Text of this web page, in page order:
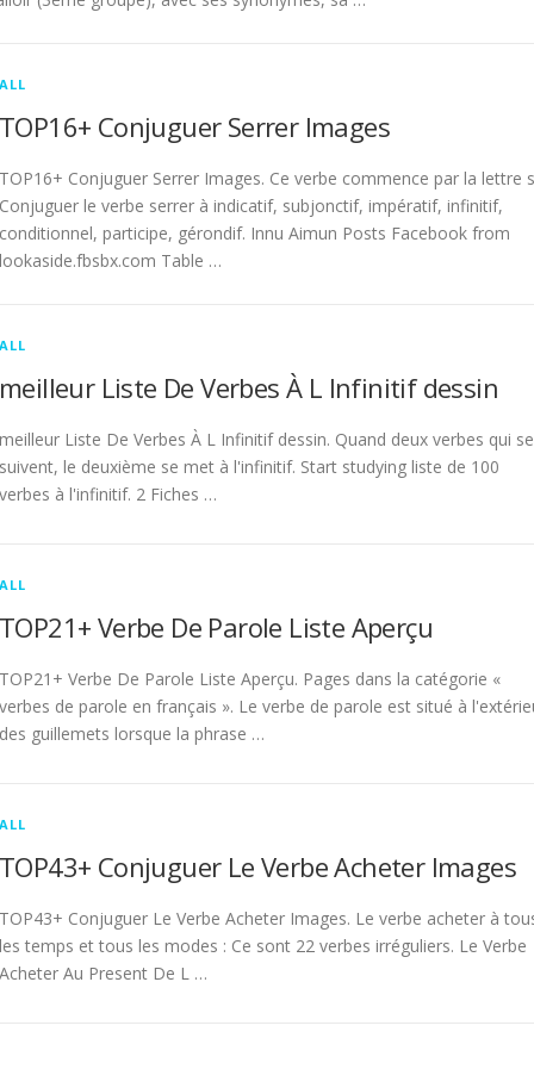
ALL
TOP16+ Conjuguer Serrer Images
TOP16+ Conjuguer Serrer Images. Ce verbe commence par la lettre
Conjuguer le verbe serrer à indicatif, subjonctif, impératif, infinitif,
conditionnel, participe, gérondif. Innu Aimun Posts Facebook from
lookaside.fbsbx.com Table …
ALL
meilleur Liste De Verbes À L Infinitif dessin
meilleur Liste De Verbes À L Infinitif dessin. Quand deux verbes qui se
suivent, le deuxième se met à l'infinitif. Start studying liste de 100
verbes à l'infinitif. 2 Fiches …
ALL
TOP21+ Verbe De Parole Liste Aperçu
TOP21+ Verbe De Parole Liste Aperçu. Pages dans la catégorie «
verbes de parole en français ». Le verbe de parole est situé à
des guillemets lorsque la phrase …
ALL
TOP43+ Conjuguer Le Verbe Acheter Images
TOP43+ Conjuguer Le Verbe Acheter Images. Le verbe acheter à
les temps et tous les modes : Ce sont 22 verbes irréguliers. Le Verbe
Acheter Au Present De L …